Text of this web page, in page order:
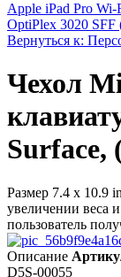
Apple iPad Pro
OptiPlex 3020
Вернуться к:
Чехол
Surface,
Размер 7.4 x 10.9
увеличении веса
пользователь
Описание
D5S-00055